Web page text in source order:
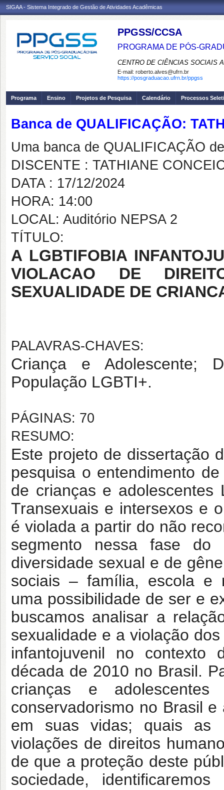
SIGAA - Sistema Integrado de Gestão de Atividades Acadêmicas
PPGSS/CCSA
PROGRAMA DE PÓS-
CENTRO DE CIÊNCIAS SOCIAIS
E-mail: roberto.alves@ufrn.br
https://posgraduacao.ufrn.br/ppgss
Programa Ensino Projetos de Pesquisa Calendário Processos
Banca de QUALIFICAÇÃO:
Uma banca de QUALIFICAÇÃO
DISCENTE : TATHIANE
DATA : 17/12/2024
HORA: 14:00
LOCAL: Auditório NEPSA 2
TÍTULO:
A LGBTIFOBIA
VIOLACAO DE
SEXUALIDADE DE
PALAVRAS-CHAVES:
Criança e Adolescente;
População LGBTI+.
PÁGINAS: 70
RESUMO:
Este projeto de dissertação
pesquisa o entendimento
de crianças e adolescentes
Transexuais e intersexos e
é violada a partir do não
segmento nessa fase do
diversidade sexual e de
sociais – família, escola e
uma possibilidade de ser e
buscamos analisar a
sexualidade e a violação
infantojuvenil no contexto
década de 2010 no Brasil.
crianças e
conservadorismo no Brasil
em suas vidas; quais as
violações de direitos
de que a proteção deste
sociedade,